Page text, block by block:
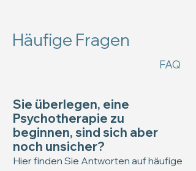
Häufige Fragen
FAQ
Sie überlegen, eine
Psychotherapie zu
beginnen, sind sich aber
noch unsicher?
Hier finden Sie Antworten auf häufige